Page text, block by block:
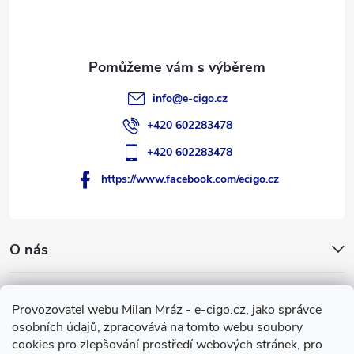
Provozovatel webu Milan Mráz - e-cigo.cz, jako správce
osobních údajů, zpracovává na tomto webu soubory
cookies pro zlepšování prostředí webových stránek, pro
O nás
Facebook
info@e-cigo.cz
+420 602283478
+420 602283478
https://www.facebook.com/ecigo.cz